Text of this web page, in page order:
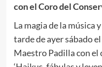
con el Coro del
La magia de la música
tarde de ayer sábado
Maestro Padilla con